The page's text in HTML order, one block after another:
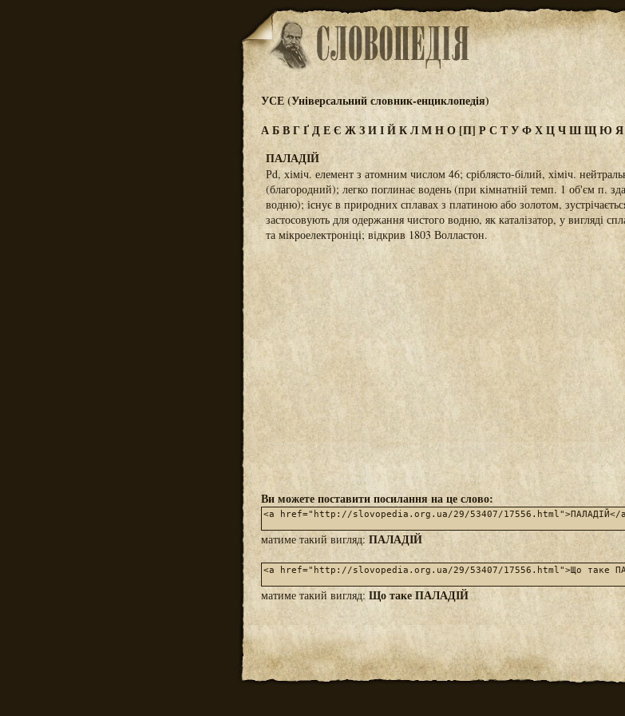
УСЕ (Універсальний словник-енциклопедія)
АБВГҐДЕЄ ЖЗИІЙКЛМНО[П] РС ТУФХЦЧШЩЮ Я
ПАЛАДІЙ
Рd, хіміч. елемент з атомним числом 46; сріблясто-білий, хіміч.
(благородний); легко поглинає водень (при кімнатній темп. 1 об'єм п.
водню); існує в природних сплавах з платиною або золотом,
застосовують для одержання чистого водню, як каталізатор, у вигляді
та мікроелектроніці; відкрив 1803 Волластон.
Ви можете поставити посилання на це слово:
матиме такий вигляд:ПАЛАДІЙ
матиме такий вигляд: Що таке ПАЛАДІЙ